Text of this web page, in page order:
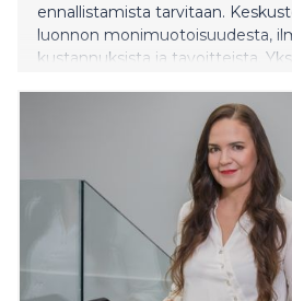
ennallistamista tarvitaan.
luonnon monimuotoisuudesta,
kustannuksista ja tavoitteista.